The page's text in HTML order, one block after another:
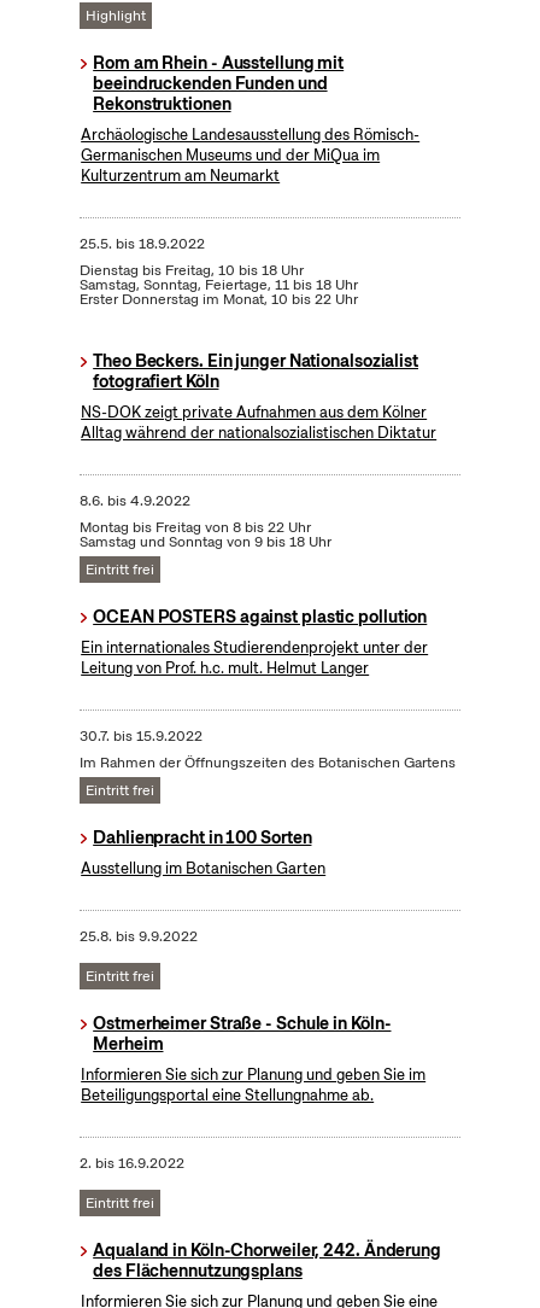
Highlight
Rom am Rhein - Ausstellung mit
beeindruckenden Funden und
Rekonstruktionen
Archäologische Landesausstellung des Römisch-
Germanischen Museums und der MiQua im
Kulturzentrum am Neumarkt
25.5. bis18.9.2022
Dienstag bis Freitag, 10 bis 18 Uhr
Samstag, Sonntag, Feiertage, 11 bis 18 Uhr
Erster Donnerstag im Monat, 10 bis 22 Uhr
Theo Beckers. Ein junger Nationalsozialist
fotografiert Köln
NS-DOK zeigt private Aufnahmen aus dem Kölner
Alltag während der nationalsozialistischen Diktatur
8.6. bis4.9.2022
Montag bis Freitag von 8 bis 22 Uhr
Samstag und Sonntag von 9 bis 18 Uhr
Eintritt frei
OCEAN POSTERS against plastic pollution
Ein internationales Studierendenprojekt unter der
Leitung von Prof. h.c. mult. Helmut Langer
30.7. bis15.9.2022
Im Rahmen der Öffnungszeiten des Botanischen Gartens
Eintritt frei
Dahlienpracht in 100 Sorten
Ausstellung im Botanischen Garten
25.8. bis9.9.2022
Eintritt frei
Ostmerheimer Straße - Schule in Köln-
Merheim
Informieren Sie sich zur Planung und geben Sie im
Beteiligungsportal eine Stellungnahme ab.
2. bis16.9.2022
Eintritt frei
Aqualand in Köln-Chorweiler, 242. Änderung
des Flächennutzungsplans
Informieren Sie sich zur Planung und geben Sie eine